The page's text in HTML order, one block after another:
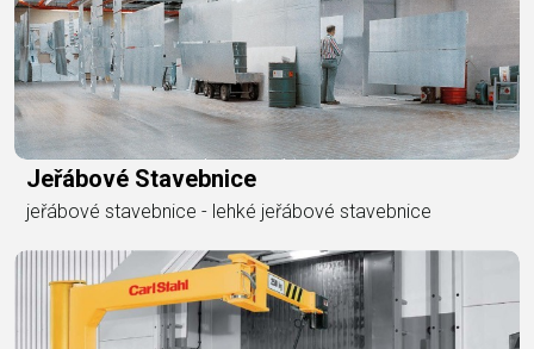
Jeřábové Stavebnice
jeřábové stavebnice - lehké jeřábové stavebnice